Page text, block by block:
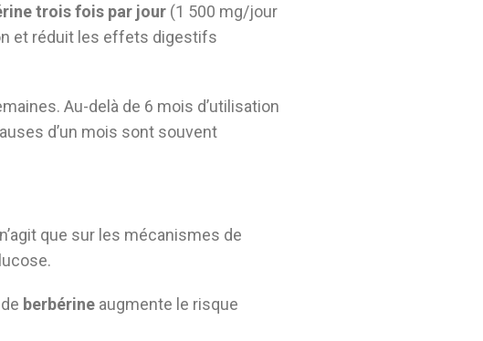
trois fois par jour (1 500 mg/jour
et réduit les effets digestifs
Au-delà de 6 mois d’utilisation
d’un mois sont souvent
que sur les mécanismes de
berbérine augmente le risque